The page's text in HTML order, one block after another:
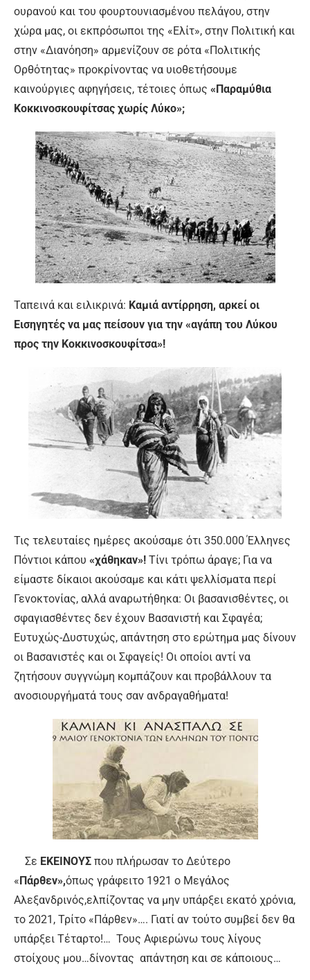
ουρανού και του φουρτουνιασμένου πελάγου, στην
χώρα μας, οι εκπρόσωποι της «Ελίτ», στην Πολιτική και
στην «Διανόηση» αρμενίζουν σε ρότα «Πολιτικής
Ορθότητας» προκρίνοντας να υιοθετήσουμε
καινούργιες αφηγήσεις, τέτοιες όπως «Παραμύθια
Κοκκινοσκουφίτσας χωρίς Λύκο»;
Ταπεινά και ειλικρινά: Καμιά αντίρρηση, αρκεί οι
Εισηγητές να μας πείσουν για την «αγάπη του Λύκου
προς την Κοκκινοσκουφίτσα»!
Τις τελευταίες ημέρες ακούσαμε ότι 350.000 Έλληνες
Πόντιοι κάπου «χάθηκαν»! Τίνι τρόπω άραγε; Για να
είμαστε δίκαιοι ακούσαμε και κάτι ψελλίσματα περί
Γενοκτονίας, αλλά αναρωτήθηκα: Οι βασανισθέντες, οι
σφαγιασθέντες δεν έχουν Βασανιστή και Σφαγέα;
Ευτυχώς-Δυστυχώς, απάντηση στο ερώτημα μας δίνουν
οι Βασανιστές και οι Σφαγείς! Οι οποίοι αντί να
ζητήσουν συγγνώμη κομπάζουν και προβάλλουν τα
ανοσιουργήματά τους σαν ανδραγαθήματα!
Σε ΕΚΕΙΝΟΥΣ που πλήρωσαν το Δεύτερο
« Πάρθεν»,όπως γράφειτο 1921 ο Μεγάλος
Αλεξανδρινός,ελπίζοντας να μην υπάρξει εκατό χρόνια,
το 2021, Τρίτο «Πάρθεν»…. Γιατί αν τούτο συμβεί δεν θα
υπάρξει Τέταρτο!… Τους Αφιερώνω τους λίγους
στοίχους μου…δίνοντας απάντηση και σε κάποιους…